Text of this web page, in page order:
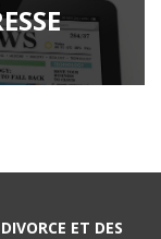
ET DES